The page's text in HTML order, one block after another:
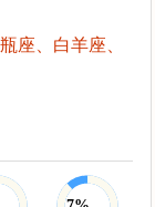
座、白羊座、